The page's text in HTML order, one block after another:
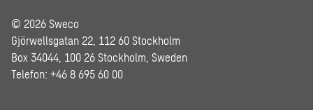
© 2026 Sweco
Gjörwellsgatan 22, 112 60 Stockholm
Box 34044, 100 26 Stockholm, Sweden
Telefon: +46 8 695 60 00